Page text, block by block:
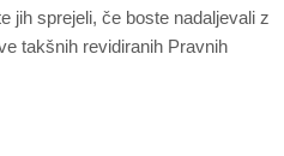
jih sprejeli, če boste nadaljevali z
takšnih revidiranih Pravnih